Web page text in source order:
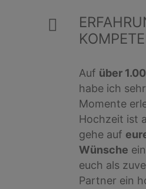
Auf über
habe ich
Momente
Hochzeit ist
gehe auf
Wünsche
euch als
Partner ein